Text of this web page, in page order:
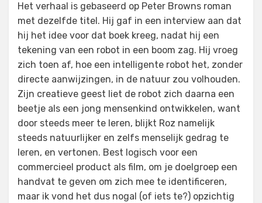
Het verhaal is gebaseerd op Peter Browns roman
met dezelfde titel. Hij gaf in een interview aan dat
hij het idee voor dat boek kreeg, nadat hij een
tekening van een robot in een boom zag. Hij vroeg
zich toen af, hoe een intelligente robot het, zonder
directe aanwijzingen, in de natuur zou volhouden.
Zijn creatieve geest liet de robot zich daarna een
beetje als een jong mensenkind ontwikkelen, want
door steeds meer te leren, blijkt Roz namelijk
steeds natuurlijker en zelfs menselijk gedrag te
leren, en vertonen. Best logisch voor een
commercieel product als film, om je doelgroep een
handvat te geven om zich mee te identificeren,
maar ik vond het dus nogal (of iets te?) opzichtig